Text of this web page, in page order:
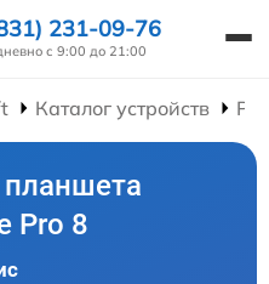
231-09-76
с 9:00 до 21:00
Каталог устройств
Pro 8